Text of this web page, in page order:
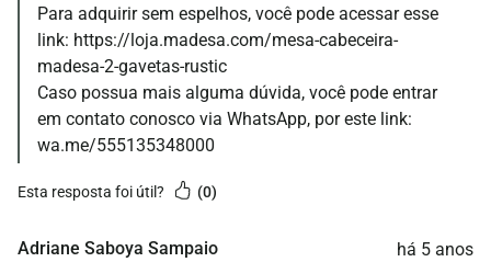
Para adquirir sem espelhos, você pode acessar esse
link: https://loja.madesa.com/mesa-cabeceira-
madesa-2-gavetas-rustic
Caso possua mais alguma dúvida, você pode entrar
em contato conosco via WhatsApp, por este link:
wa.me/555135348000
esta resposta foi útil? 0
Adriane Saboya Sampaio
há 5 anos